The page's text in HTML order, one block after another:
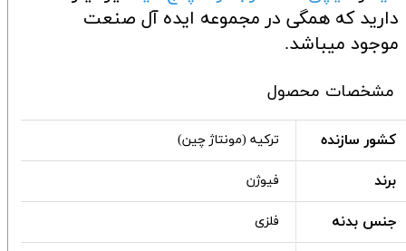
دارید که همگی در مجموعه ایده آل صنعت
موجود میباشد.
مشخصات محصول
کشور سازنده ترکیه (مونتاژ چین)
برند فیوژن
جنس بدنه فلزی